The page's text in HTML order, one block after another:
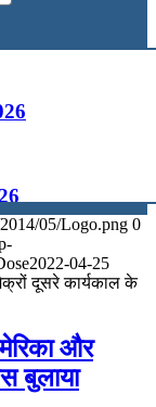
05/Logo.png 0
2022-04-25
दूसरे कार्यकाल के
और
बुलाया